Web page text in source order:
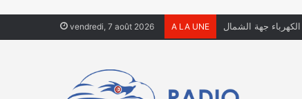
vendredi, 7 août 2026 A LA UNE يعيشون في الشوارع